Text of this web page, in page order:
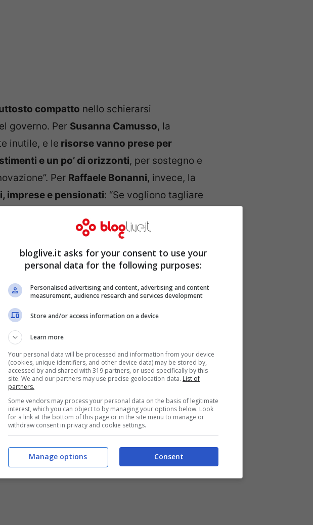
compatto nello schierarsi
governo. Per Susanna Camusso, la
inutile, e le risorse vanno prese per
e un po’ di orizzonti, per sostegno e
Per Raffaele Bonanni, invece, la
imprese e pensionati: “Se vogliono tagliare
ci sono ad esempio anche i giovani.
un appartamento a basso costo
un taglio dell’Imu, per chi ha solo una
Debora Serracchiani, ha oggi preso
che la legislazione sull’Imu è
di equità: “
sia diretta che indiretta
mettersi a un tavolo serio con l’Europa e le
e la lotta alla burocrazia da un latoe,
famiglie da ulteriori aggravi su alcuni beni
bloglive.it asks for your consent to use your
personal data for the following purposes:
Personalised advertising and content, advertising and content
measurement, audience research and services development
Store and/or access information on a device
Learn more
Your personal data will be processed and information from your device
(cookies, unique identifiers, and other device data) may be stored by,
accessed by and shared with 319 partners, or used specifically by this
site. We and our partners may use precise geolocation data. List of
partners.
Some vendors may process your personal data on the basis of legitimate
interest, which you can object to by managing your options below. Look
for a link at the bottom of this page or in the site menu to manage or
withdraw consent in privacy and cookie settings.
Consent
Manage options